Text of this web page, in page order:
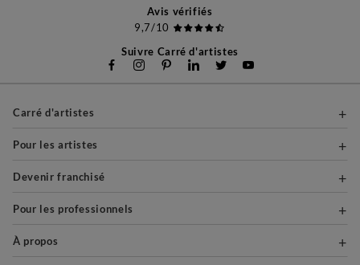
Avis vérifiés
9,7/10
Suivre Carré d'artistes
Carré d'artistes
Pour les artistes
Devenir franchisé
Pour les professionnels
À propos